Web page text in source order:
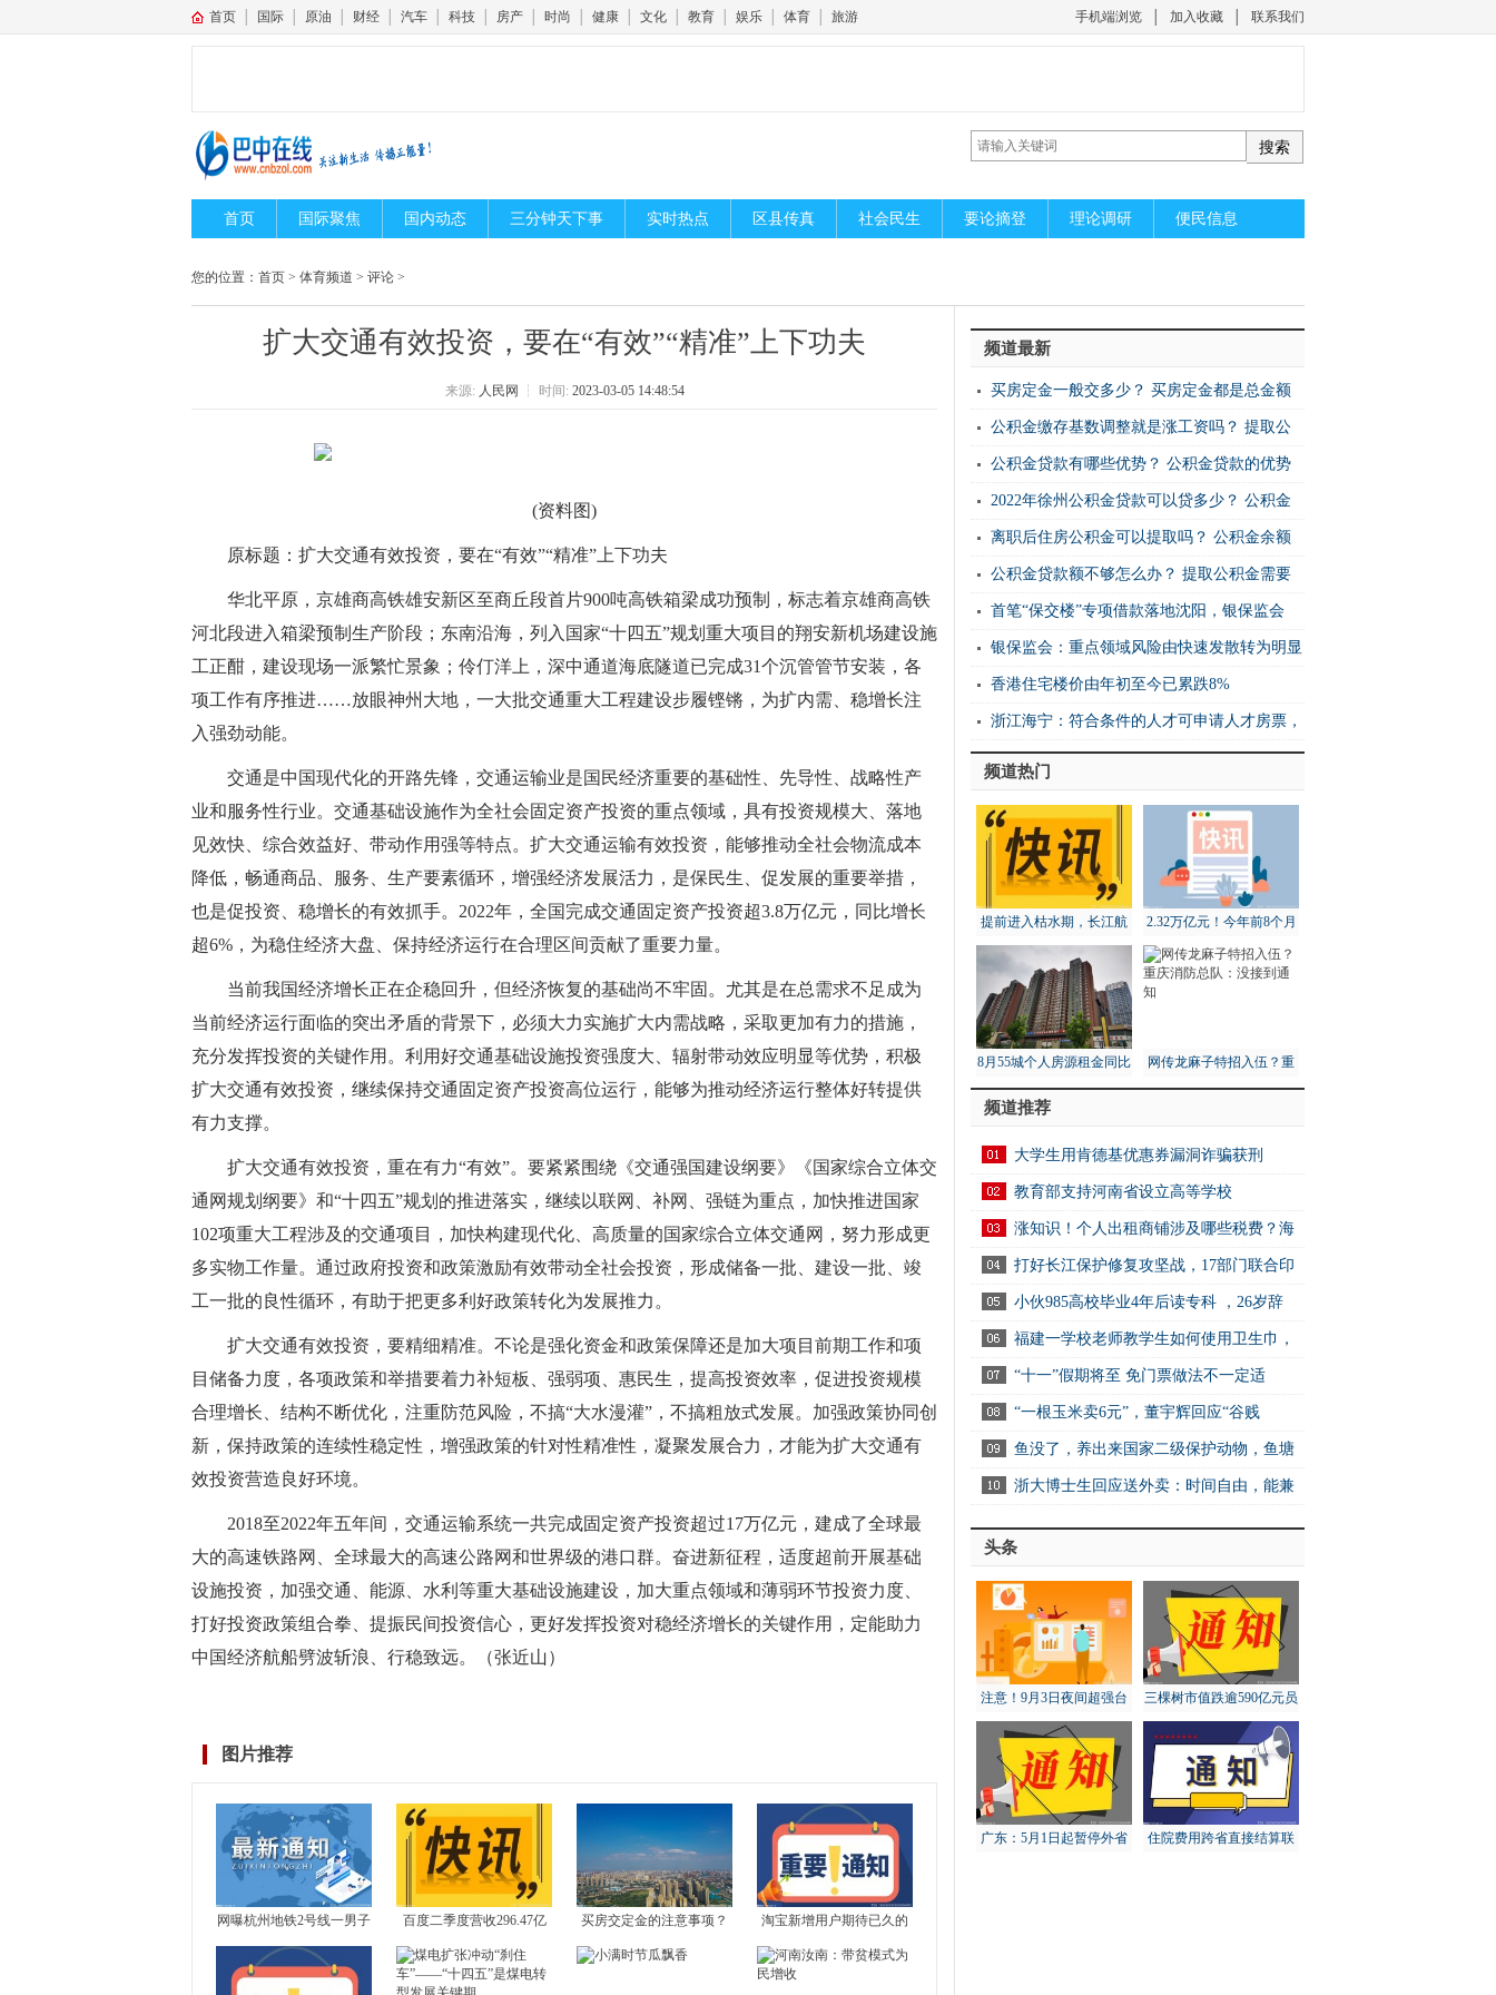
首页 国际 原油 财经 汽车 科技 房产 时尚 健康 文化 教育 娱乐 体育 旅游 手机端浏览 加入收藏 联系我们
首页 国际聚焦 国内动态 三分钟天下事 实时热点 区县传真 社会民生 要论摘登 理论调研 便民信息
您的位置： 首页 > 体育频道 > 评论 >
扩大交通有效投资，要在“有效”“精准”上下功夫
来源: 人民网 ┆ 时间: 2023-03-05 14:48:54
(资料图)
原标题：扩大交通有效投资，要在“有效”“精准”上下功夫
华北平原，京雄商高铁雄安新区至商丘段首片900吨高铁箱梁成功预制，标志着京雄商高铁
河北段进入箱梁预制生产阶段；东南沿海，列入国家“十四五”规划重大项目的翔安新机场建设施
工正酣，建设现场一派繁忙景象；伶仃洋上，深中通道海底隧道已完成31个沉管管节安装，各
项工作有序推进……放眼神州大地，一大批交通重大工程建设步履铿锵，为扩内需、稳增长注
入强劲动能。
交通是中国现代化的开路先锋，交通运输业是国民经济重要的基础性、先导性、战略性产
业和服务性行业。交通基础设施作为全社会固定资产投资的重点领域，具有投资规模大、落地
见效快、综合效益好、带动作用强等特点。扩大交通运输有效投资，能够推动全社会物流成本
降低，畅通商品、服务、生产要素循环，增强经济发展活力，是保民生、促发展的重要举措，
也是促投资、稳增长的有效抓手。2022年，全国完成交通固定资产投资超3.8万亿元，同比增长
超6%，为稳住经济大盘、保持经济运行在合理区间贡献了重要力量。
当前我国经济增长正在企稳回升，但经济恢复的基础尚不牢固。尤其是在总需求不足成为
当前经济运行面临的突出矛盾的背景下，必须大力实施扩大内需战略，采取更加有力的措施，
充分发挥投资的关键作用。利用好交通基础设施投资强度大、辐射带动效应明显等优势，积极
扩大交通有效投资，继续保持交通固定资产投资高位运行，能够为推动经济运行整体好转提供
有力支撑。
扩大交通有效投资，重在有力“有效”。要紧紧围绕《交通强国建设纲要》《国家综合立体交
通网规划纲要》和“十四五”规划的推进落实，继续以联网、补网、强链为重点，加快推进国家
102项重大工程涉及的交通项目，加快构建现代化、高质量的国家综合立体交通网，努力形成更
多实物工作量。通过政府投资和政策激励有效带动全社会投资，形成储备一批、建设一批、竣
工一批的良性循环，有助于把更多利好政策转化为发展推力。
扩大交通有效投资，要精细精准。不论是强化资金和政策保障还是加大项目前期工作和项
目储备力度，各项政策和举措要着力补短板、强弱项、惠民生，提高投资效率，促进投资规模
合理增长、结构不断优化，注重防范风险，不搞“大水漫灌”，不搞粗放式发展。加强政策协同创
新，保持政策的连续性稳定性，增强政策的针对性精准性，凝聚发展合力，才能为扩大交通有
效投资营造良好环境。
2018至2022年五年间，交通运输系统一共完成固定资产投资超过17万亿元，建成了全球最
大的高速铁路网、全球最大的高速公路网和世界级的港口群。奋进新征程，适度超前开展基础
设施投资，加强交通、能源、水利等重大基础设施建设，加大重点领域和薄弱环节投资力度、
打好投资政策组合拳、提振民间投资信心，更好发挥投资对稳经济增长的关键作用，定能助力
中国经济航船劈波斩浪、行稳致远。（张近山）
图片推荐
网曝杭州地铁2号线一男子
突然跪地学“狗叫”，还到
百度二季度营收296.47亿
元，广告收入超预期
买房交定金的注意事项？
交定金要注意什么问题？
淘宝新增用户期待已久的
官方“比价”功能
频道最新
买房定金一般交多少？ 买房定金都是总金额
公积金缴存基数调整就是涨工资吗？ 提取公
公积金贷款有哪些优势？ 公积金贷款的优势
2022年徐州公积金贷款可以贷多少？ 公积金
离职后住房公积金可以提取吗？ 公积金余额
公积金贷款额不够怎么办？ 提取公积金需要
首笔“保交楼”专项借款落地沈阳，银保监会
银保监会：重点领域风险由快速发散转为明显
香港住宅楼价由年初至今已累跌8%
浙江海宁：符合条件的人才可申请人才房票，
频道热门
提前进入枯水期，长江航
道局全面部署维护工作
2.32万亿元！今年前8个月
北京地区进出口增长18.3%
8月55城个人房源租金同比
降1%，租赁市场量价齐跌
网传龙麻子特招入伍？重
庆消防总队：没接到通知
频道推荐
大学生用肯德基优惠券漏洞诈骗获刑
教育部支持河南省设立高等学校
涨知识！个人出租商铺涉及哪些税费？海
打好长江保护修复攻坚战，17部门联合印
小伙985高校毕业4年后读专科 ，26岁辞
福建一学校老师教学生如何使用卫生巾，
“十一”假期将至 免门票做法不一定适
“一根玉米卖6元”，董宇辉回应“谷贱
鱼没了，养出来国家二级保护动物，鱼塘
浙大博士生回应送外卖：时间自由，能兼
头条
注意！9月3日夜间超强台
风“轩岚诺”将进入东海东
南
三棵树市值跌逾590亿元员
工大比例账面浮亏
广东：5月1日起暂停外省
住院费用跨省直接结算联